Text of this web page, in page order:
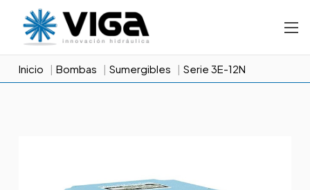
Inicio Bombas Sumergibles Serie 3E-12N